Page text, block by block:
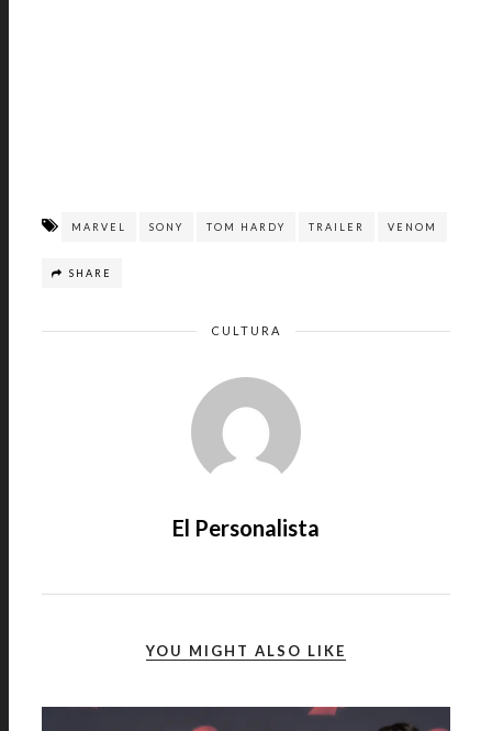
MARVEL SONY TOM HARDY TRAILER VENOM
SHARE
CULTURA
El Personalista
YOU MIGHT ALSO LIKE